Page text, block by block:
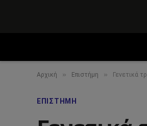
Αρχική » Επιστήμη » Γενετικά
ΕΠΙΣΤΉΜΗ